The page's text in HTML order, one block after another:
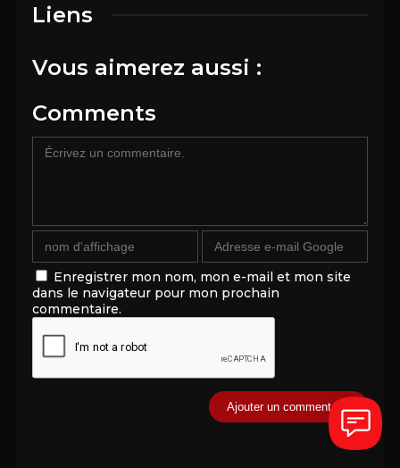
Liens
Vous aimerez aussi :
Comments
Enregistrer mon nom, mon e-mail et mon site
dans le navigateur pour mon prochain
commentaire.